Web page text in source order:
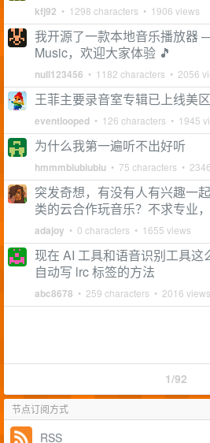
kfj92 • 1298 characters • 1906 views
我开源了一款本地音乐播放器
Music，欢迎大家体验 🎵
null123456 • 1182 characters • 2056
王菲主要录音室专辑已上线美
eventlooped • 126 characters • 1945
为什么我第一遍听不出好听
hmmmbiubiubiu • 75 characters •
突发奇想，有没有人有兴趣一
类的云合作玩音乐？不求专业
adajoy • 0 characters • 1655 views
现在 AI 工具和语音识别工具这
自动写 lrc 标签的方法
abc8678 • 259 characters • 2016 views
1/92
节点订阅方式
RSS